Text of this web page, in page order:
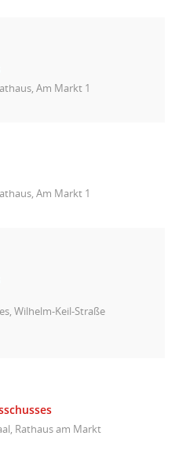
Am Markt 1
Am Markt 1
Wilhelm-Keil-Straße
Rathaus am Markt